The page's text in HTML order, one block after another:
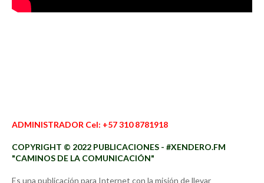
ADMINISTRADOR Cel: +57 310 8781918
COPYRIGHT © 2022 PUBLICACIONES - #XENDERO.FM
"CAMINOS DE LA COMUNICACIÓN"
Es una publicación para Internet con la misión de llevar